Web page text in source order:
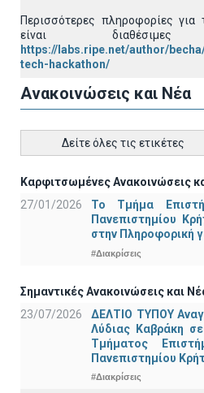
Περισσότερες πληροφορίες
είναι
https://labs.ripe.net/author/
tech-hackathon/
Ανακοινώσεις και Νέα
Δείτε όλες τις ετικέτες
Καρφιτσωμένες Ανακοινώσεις
27/01/2026
Το Τμήμα
Πανεπιστημίου
στην Πληροφορική
#Διακρίσεις
Σημαντικές Ανακοινώσεις και
23/07/2026
ΔΕΛΤΙΟ ΤΥΠΟΥ
Λύδιας Καβράκη
Τμήματος
Πανεπιστημίου
#Διακρίσεις